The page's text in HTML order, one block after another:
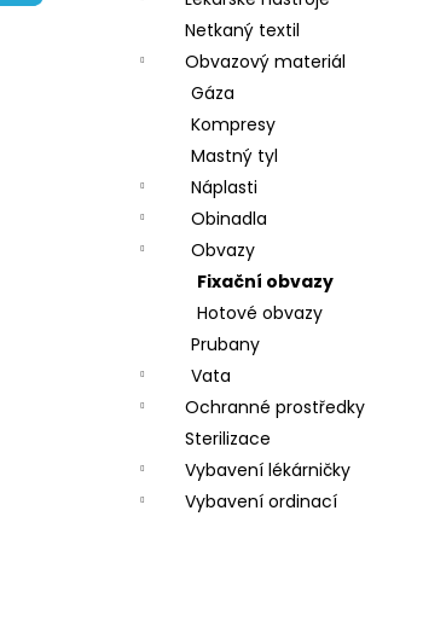
Netkaný textil
Obvazový materiál
Gáza
Kompresy
Mastný tyl
Náplasti
Obinadla
Obvazy
Fixační obvazy
Hotové obvazy
Prubany
Vata
Ochranné prostředky
Sterilizace
Vybavení lékárničky
Vybavení ordinací